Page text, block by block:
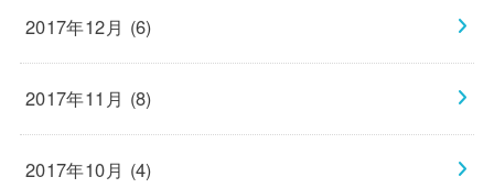
2017年12月 (6)
2017年11月 (8)
2017年10月 (4)